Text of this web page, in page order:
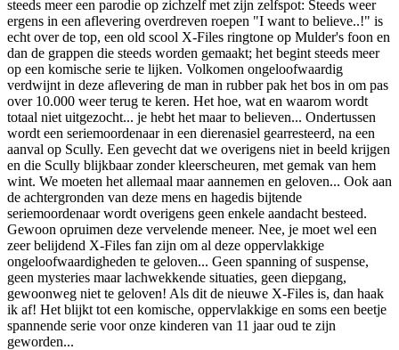
steeds meer een parodie op zichzelf met zijn zelfspot: Steeds weer
ergens in een aflevering overdreven roepen "I want to believe..!" is
echt over de top, een old scool X-Files ringtone op Mulder's foon en
dan de grappen die steeds worden gemaakt; het begint steeds meer
op een komische serie te lijken. Volkomen ongeloofwaardig
verdwijnt in deze aflevering de man in rubber pak het bos in om pas
over 10.000 weer terug te keren. Het hoe, wat en waarom wordt
totaal niet uitgezocht... je hebt het maar to believen... Ondertussen
wordt een seriemoordenaar in een dierenasiel gearresteerd, na een
aanval op Scully. Een gevecht dat we overigens niet in beeld krijgen
en die Scully blijkbaar zonder kleerscheuren, met gemak van hem
wint. We moeten het allemaal maar aannemen en geloven... Ook aan
de achtergronden van deze mens en hagedis bijtende
seriemoordenaar wordt overigens geen enkele aandacht besteed.
Gewoon opruimen deze vervelende meneer. Nee, je moet wel een
zeer belijdend X-Files fan zijn om al deze oppervlakkige
ongeloofwaardigheden te geloven... Geen spanning of suspense,
geen mysteries maar lachwekkende situaties, geen diepgang,
gewoonweg niet te geloven! Als dit de nieuwe X-Files is, dan haak
ik af! Het blijkt tot een komische, oppervlakkige en soms een beetje
spannende serie voor onze kinderen van 11 jaar oud te zijn
geworden...